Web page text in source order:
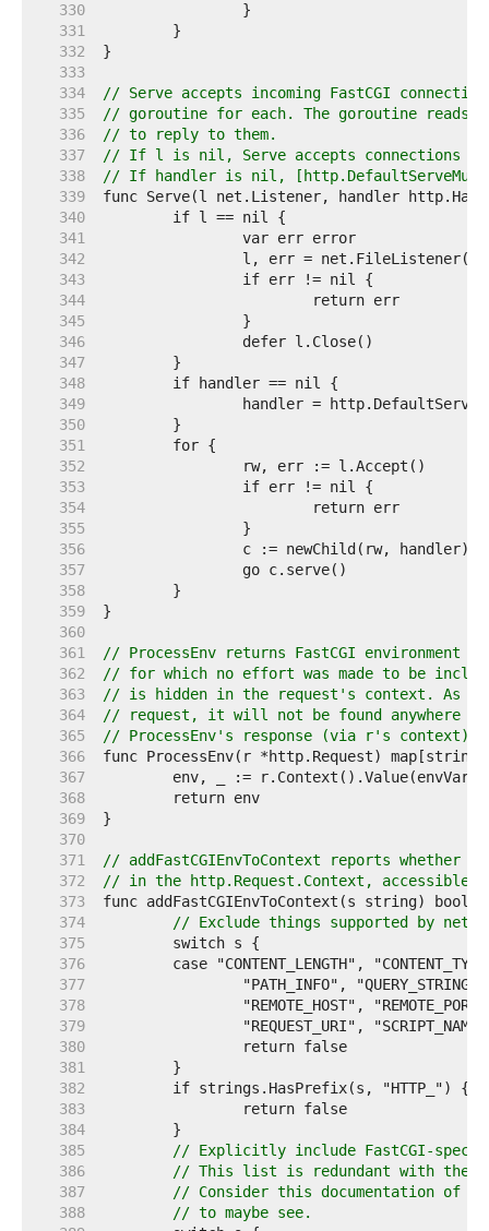
   330
   331
   332
   333
   334
// Serve accepts incoming FastCGI
   335
// goroutine for each. The goroutine reads
   336
// to reply to them.
   337
// If l is nil, Serve accepts connections
   338
// If handler is nil,
   339
   340
   341
   342
   343
   344
   345
   346
   347
   348
   349
   350
   351
   352
   353
   354
   355
   356
   357
   358
   359
   360
   361
// ProcessEnv returns FastCGI environment
   362
// for which no effort was made to be
   363
// is hidden in the request's context. As an
   364
// request, it will not be found anywhere
   365
// ProcessEnv's response (via r's context).
   366
   367
   368
   369
   370
   371
// addFastCGIEnvToContext reports whether
   372
// in the http.Request.Context, accessible
   373
   374
// Exclude things supported by
   375
   376
   377
   378
   379
   380
   381
   382
   383
   384
   385
// Explicitly include FastCGI-
   386
// This list is redundant with the
   387
// Consider this documentation of
   388
// to maybe see.